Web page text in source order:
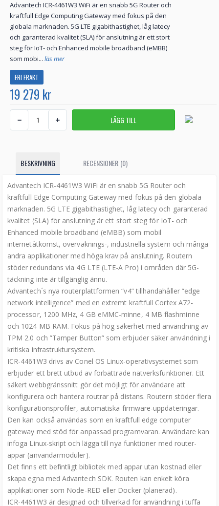
Advantech ICR-4461W3 WiFi är en snabb 5G Router och
kraftfull Edge Computing Gateway med fokus på den
globala marknaden. 5G LTE gigabithastighet, låg latecy
och garanterad kvalitet (SLA) för anslutning är ett stort
steg för IoT- och Enhanced mobile broadband (eMBB)
som mobi... läs mer
FRI FRAKT
19 279 kr
BESKRIVNING RECENSIONER (0)
Advantech ICR-4461W3 WiFi är en snabb 5G Router och
kraftfull Edge Computing Gateway med fokus på den globala
marknaden. 5G LTE gigabithastighet, låg latecy och garanterad
kvalitet (SLA) för anslutning är ett stort steg för IoT- och
Enhanced mobile broadband (eMBB) som mobil
internetåtkomst, övervaknings-, industriella system och många
andra applikationer med höga krav på anslutning. Routern
stöder redundans via 4G LTE (LTE-A Pro) i områden där 5G-
täckning inte är tillgänglig ännu.
Advantech´s nya routerplattformen “v4” tillhandahåller ”edge
network intelligence” med en extremt kraftfull Cortex A72-
processor, 1200 MHz, 4 GB eMMC-minne, 4 MB flashminne
och 1024 MB RAM. Fokus på hög säkerhet med användning av
TPM 2.0 och ”Tamper Button” som erbjuder säker användning i
kritiska infrastruktursystem.
ICR-4461W3 drivs av Conel OS Linux-operativsystemet som
erbjuder ett brett utbud av förbättrade nätverksfunktioner. Ett
säkert webbgränssnitt gör det möjligt för användare att
konfigurera och hantera routrar på distans. Routern stöder flera
konfigurationsprofiler, automatiska firmware-uppdateringar.
Den kan också användas som en kraftfull edge computer
gateway med stöd för anpassad programvaran. Användare kan
infoga Linux-skript och lägga till nya funktioner med router-
appar (användarmoduler).
Det finns ett befintligt bibliotek med appar utan kostnad eller
skapa egna med Advantech SDK. Routen kan enkelt köra
applikationer som Node-RED eller Docker (planerad).
ICR-4461W3 är designad och tillverkad för användning i tuffa